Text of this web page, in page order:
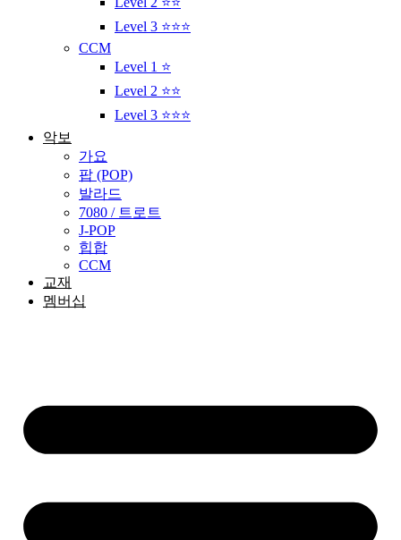
Level 3 ⭐⭐⭐
CCM
Level 1 ⭐
Level 2 ⭐⭐
Level 3 ⭐⭐⭐
악보
가요
팝 (POP)
발라드
7080 / 트로트
J-POP
힙합
CCM
교재
멤버십